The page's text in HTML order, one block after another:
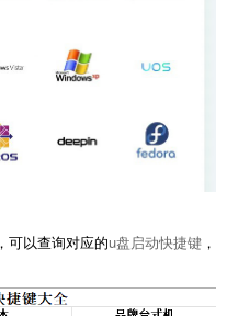
可以查询对应的u盘启动快捷键 ，